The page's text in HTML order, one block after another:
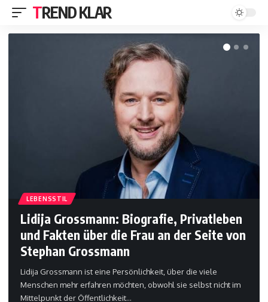
TREND KLAR
LEBENSSTIL
Lidija Grossmann: Biografie, Privatleben
und Fakten über die Frau an der Seite von
Stephan Grossmann
Lidija Grossmann ist eine Persönlichkeit, über die viele
Menschen mehr erfahren möchten, obwohl sie selbst nicht im
Mittelpunkt der Öffentlichkeit…